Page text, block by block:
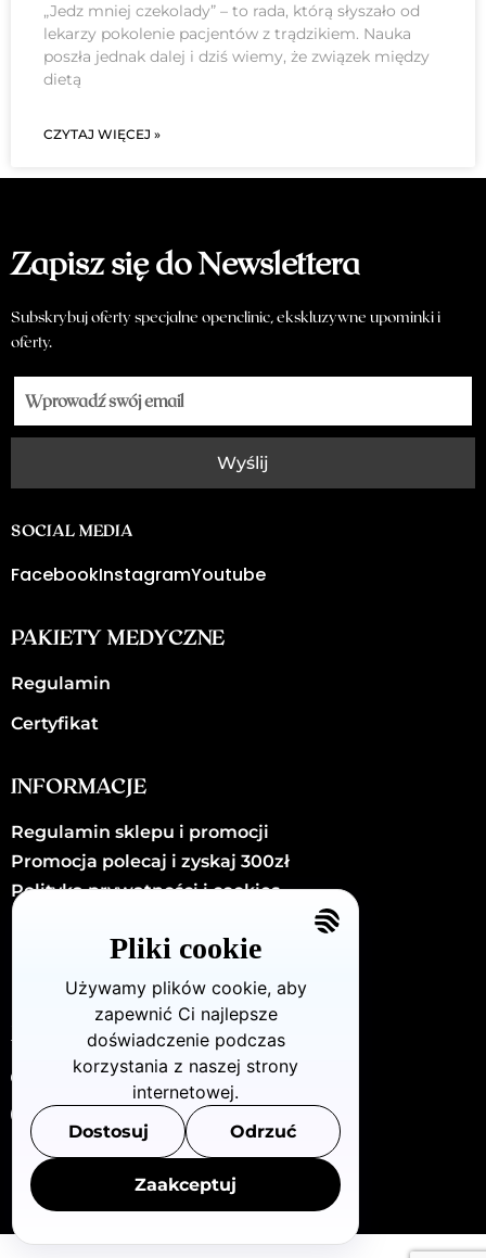
„Jedz mniej czekolady” – to rada, którą słyszało od
lekarzy pokolenie pacjentów z trądzikiem. Nauka
poszła jednak dalej i dziś wiemy, że związek między
dietą
CZYTAJ WIĘCEJ »
Zapisz się do Newslettera
Subskrybuj oferty specjalne openclinic, ekskluzywne upominki i
oferty.
Wyślij
SOCIAL MEDIA
FacebookInstagramYoutube
PAKIETY MEDYCZNE
Regulamin
Certyfikat
INFORMACJE
Regulamin sklepu i promocji
Promocja polecaj i zyskaj 300zł
Polityka prywatności i cookies
KONTAKT
Dzielna72/U8 (Warszawa - Wola)
880 712 483
info@openclinic.pl
Pliki cookie
Używamy plików cookie, aby
zapewnić Ci najlepsze
doświadczenie podczas
korzystania z naszej strony
internetowej.
Dostosuj Odrzuć
Zaakceptuj